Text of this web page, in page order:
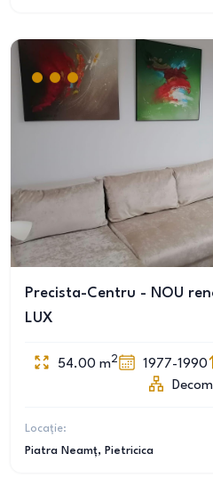
Precista-Centru - NOU
LUX
54.00 m2 1977-1990
Locație:
Piatra Neamț, Pietricica